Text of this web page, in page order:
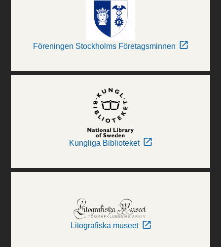
Föreningen Stockholms Företagsminnen
Kungliga Biblioteket
Litografiska museet